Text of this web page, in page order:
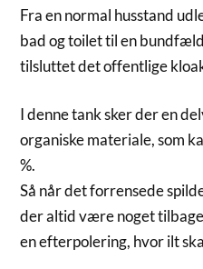
Fra en normal husstand
bad og toilet til en
tilsluttet det offentlige
I denne tank sker der en
organiske materiale, som
%.
Så når det forrensede
der altid være noget
en efterpolering, hvor ilt